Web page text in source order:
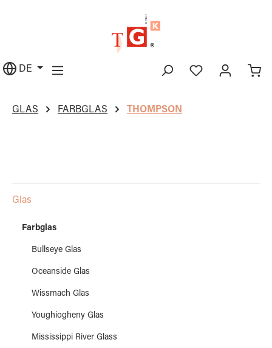
DE
GLAS FARBGLAS THOMPSON
Glas
Farbglas
Bullseye Glas
Oceanside Glas
Wissmach Glas
Youghiogheny Glas
Mississippi River Glass